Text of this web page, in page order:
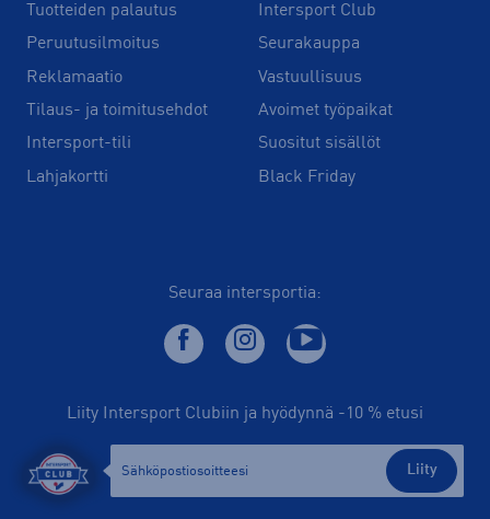
Tuotteiden palautus
Peruutusilmoitus
Reklamaatio
Tilaus- ja toimitusehdot
Intersport-tili
Lahjakortti
Intersport Club
Seurakauppa
Vastuullisuus
Avoimet työpaikat
Suositut sisällöt
Black Friday
Seuraa intersportia:
Liity Intersport Clubiin ja hyödynnä -10 % etusi
Liity